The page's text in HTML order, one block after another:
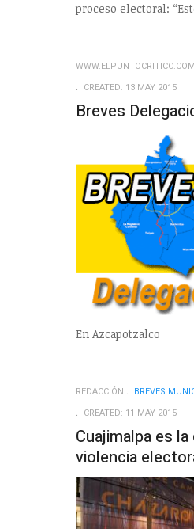
proceso electoral:
WWW.ELPUNTOCRITICO.COM
CREATED: 13 MAY 2015
Breves
En Azcapotzalco
REDACCIÓN
BREVES
CREATED: 11 MAY 2015
Cuajimalpa es
violencia